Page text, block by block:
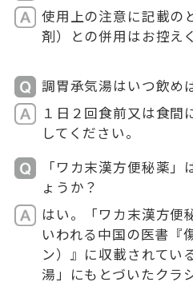
使用上の注意に記載の
剤）との併用はお控え
調胃承気湯はいつ飲め
１日２回食前又は食間
してください。
「ワカ末漢方便秘薬
ょうか？
はい。「ワカ末漢方便
いわれる中国の医書『
ン）』に収載されてい
湯」にもとづいたクラ